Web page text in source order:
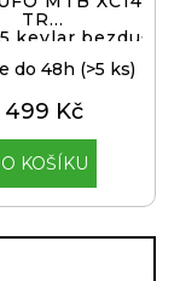
TR
do 48h (>5 ks)
499 Kč
KOŠÍKU